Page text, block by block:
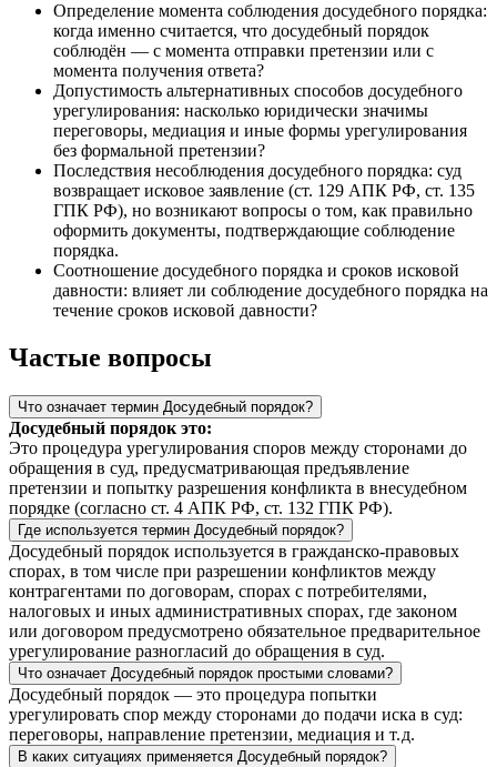
Определение момента соблюдения досудебного порядка:
когда именно считается, что досудебный порядок
соблюдён — с момента отправки претензии или с
момента получения ответа?
Допустимость альтернативных способов досудебного
урегулирования: насколько юридически значимы
переговоры, медиация и иные формы урегулирования
без формальной претензии?
Последствия несоблюдения досудебного порядка: суд
возвращает исковое заявление (ст. 129 АПК РФ, ст. 135
ГПК РФ), но возникают вопросы о том, как правильно
оформить документы, подтверждающие соблюдение
порядка.
Соотношение досудебного порядка и сроков исковой
давности: влияет ли соблюдение досудебного порядка на
течение сроков исковой давности?
Частые вопросы
Что означает термин Досудебный порядок?
Досудебный порядок это:
Это процедура урегулирования споров между сторонами до
обращения в суд, предусматривающая предъявление
претензии и попытку разрешения конфликта в внесудебном
порядке (согласно ст. 4 АПК РФ, ст. 132 ГПК РФ).
Где используется термин Досудебный порядок?
Досудебный порядок используется в гражданско‑правовых
спорах, в том числе при разрешении конфликтов между
контрагентами по договорам, спорах с потребителями,
налоговых и иных административных спорах, где законом
или договором предусмотрено обязательное предварительное
урегулирование разногласий до обращения в суд.
Что означает Досудебный порядок простыми словами?
Досудебный порядок — это процедура попытки
урегулировать спор между сторонами до подачи иска в суд:
переговоры, направление претензии, медиация и т. д.
В каких ситуациях применяется Досудебный порядок?